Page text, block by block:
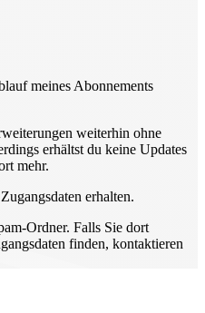
meines Abonnements
weiterhin ohne
erhältst du keine Updates
mehr.
erhalten.
Ordner. Falls Sie dort
finden, kontaktieren